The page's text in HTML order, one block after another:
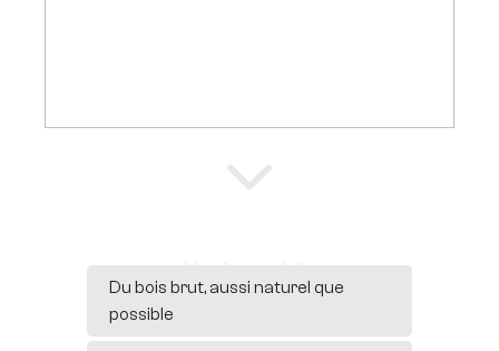
Du bois brut, aussi naturel que
possible